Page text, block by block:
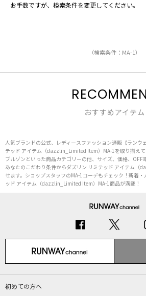
お手数ですが、検索条件を変更してください。
（検索条件：MA-1）
おすすめアイテム
人気ブランドの公式、レディースファッション通販【ランウ
テッド アイテム（dazzlin_Limited Item）MA-1を取り揃え
ブルゾンといった商品カテゴリーの他、サイズ、価格、OFF
あなたのこだわり条件からダズリン リミテッド アイテム（
せます。ショップスタッフのMA-1コーデもチェック！新着
ッド アイテム（dazzlin_Limited Item）MA-1商品が満載！
初めての方へ